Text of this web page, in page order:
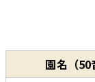
園名（50